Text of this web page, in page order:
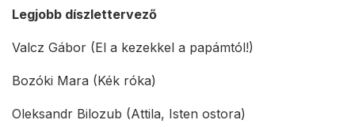
Legjobb díszlettervező
Valcz Gábor (El a kezekkel a papámtól!)
Bozóki Mara (Kék róka)
Oleksandr Bilozub (Attila, Isten ostora)